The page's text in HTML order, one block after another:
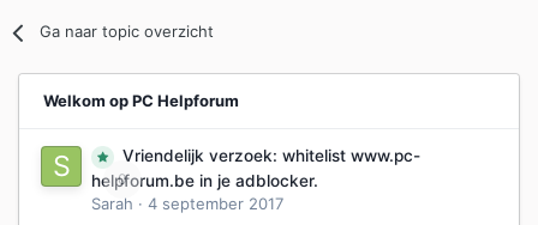
Ga naar topic overzicht
Welkom op PC Helpforum
0
Vriendelijk verzoek: whitelist www.pc-
helpforum.be in je adblocker.
Sarah · 4 september 2017